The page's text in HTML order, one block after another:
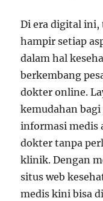
Di era digital
hampir setiap
dalam hal
berkembang
dokter online.
kemudahan
informasi medis
dokter tanpa
klinik. Dengan
situs web
medis kini bisa